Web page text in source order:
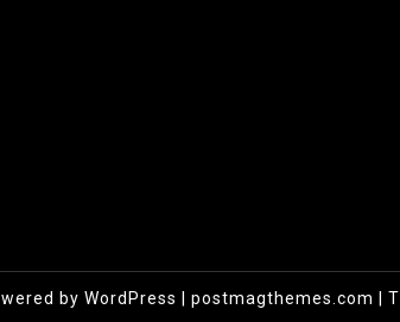
by WordPress postmagthemes.com